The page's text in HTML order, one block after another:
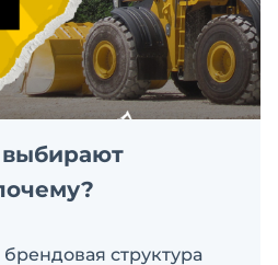
структура